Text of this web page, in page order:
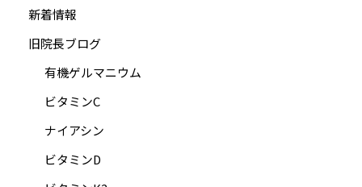
新着情報
旧院長ブログ
有機ゲルマニウム
ビタミンC
ナイアシン
ビタミンD